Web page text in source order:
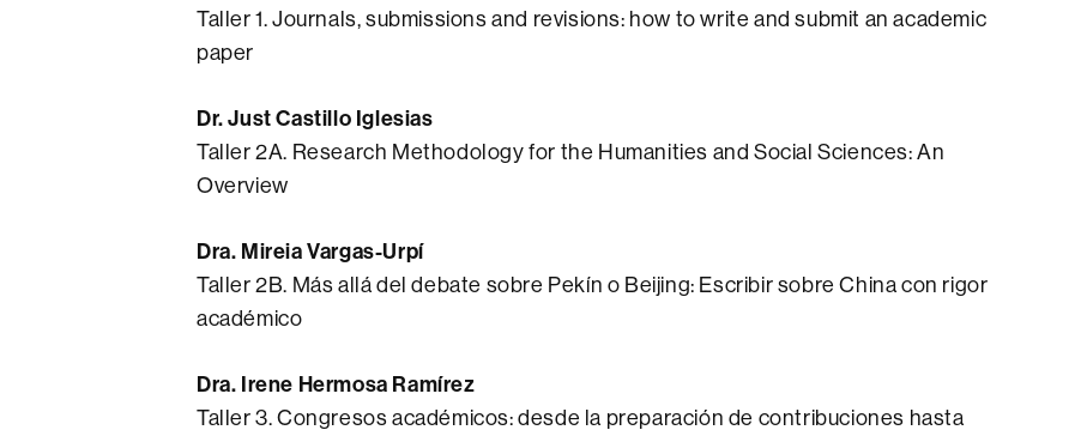
Taller 1. Journals, submissions and revisions: how to write and submit an academic
paper
Dr. Just Castillo Iglesias
Taller 2A. Research Methodology for the Humanities and Social Sciences: An
Overview
Dra. Mireia Vargas-Urpí
Taller 2B. Más allá del debate sobre Pekín o Beijing: Escribir sobre China con rigor
académico
Dra. Irene Hermosa Ramírez
Taller 3. Congresos académicos: desde la preparación de contribuciones hasta